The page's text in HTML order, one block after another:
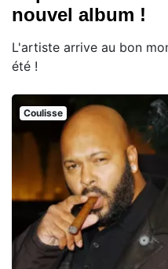
nouvel album !
L'artiste arrive au bon
été !
Coulisse